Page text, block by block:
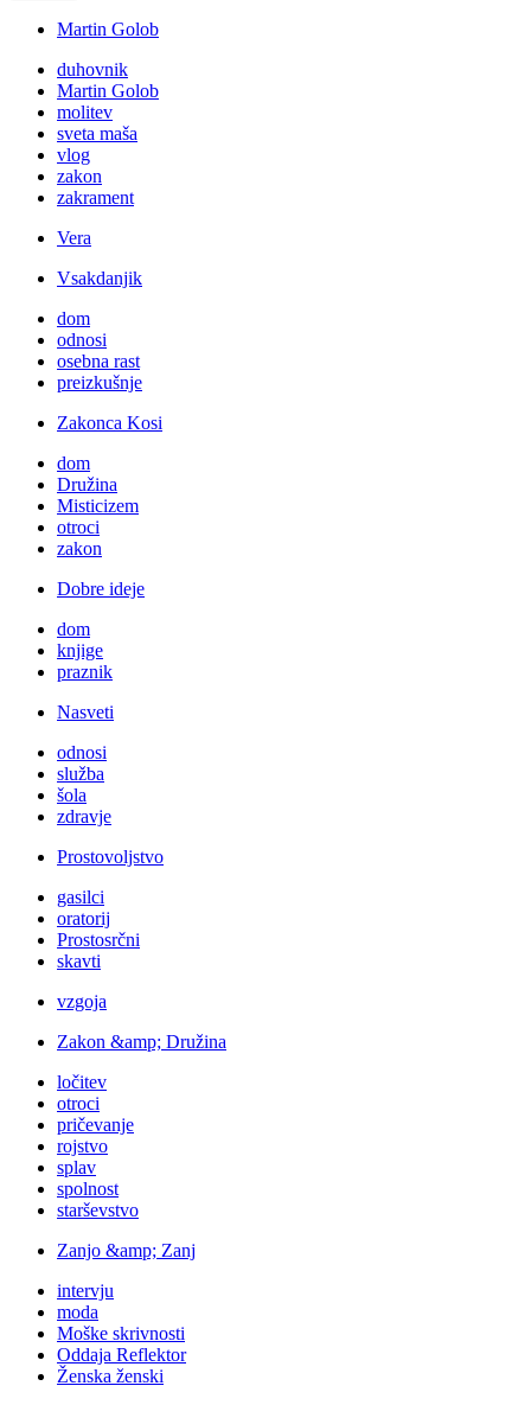
Martin Golob
duhovnik
Martin Golob
molitev
sveta maša
vlog
zakon
zakrament
Vera
Vsakdanjik
dom
odnosi
osebna rast
preizkušnje
Zakonca Kosi
dom
Družina
Misticizem
otroci
zakon
Dobre ideje
dom
knjige
praznik
Nasveti
odnosi
služba
šola
zdravje
Prostovoljstvo
gasilci
oratorij
Prostosrčni
skavti
vzgoja
Zakon &amp; Družina
ločitev
otroci
pričevanje
rojstvo
splav
spolnost
starševstvo
Zanjo &amp; Zanj
intervju
moda
Moške skrivnosti
Oddaja Reflektor
Ženska ženski